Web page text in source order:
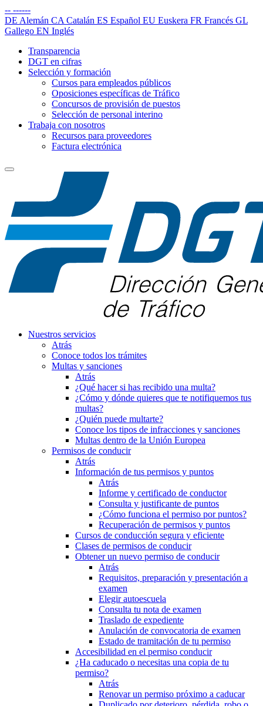
-- ------
DE Alemán CA Catalán ES Español EU Euskera FR Francés GL
Gallego EN Inglés
Transparencia
DGT en cifras
Selección y formación
Cursos para empleados públicos
Oposiciones específicas de Tráfico
Concursos de provisión de puestos
Selección de personal interino
Trabaja con nosotros
Recursos para proveedores
Factura electrónica
Nuestros servicios
Atrás
Conoce todos los trámites
Multas y sanciones
Atrás
¿Qué hacer si has recibido una multa?
¿Cómo y dónde quieres que te notifiquemos tus
multas?
¿Quién puede multarte?
Conoce los tipos de infracciones y sanciones
Multas dentro de la Unión Europea
Permisos de conducir
Atrás
Información de tus permisos y puntos
Atrás
Informe y certificado de conductor
Consulta y justificante de puntos
¿Cómo funciona el permiso por puntos?
Recuperación de permisos y puntos
Cursos de conducción segura y eficiente
Clases de permisos de conducir
Obtener un nuevo permiso de conducir
Atrás
Requisitos, preparación y presentación a
examen
Elegir autoescuela
Consulta tu nota de examen
Traslado de expediente
Anulación de convocatoria de examen
Estado de tramitación de tu permiso
Accesibilidad en el permiso conducir
¿Ha caducado o necesitas una copia de tu
permiso?
Atrás
Renovar un permiso próximo a caducar